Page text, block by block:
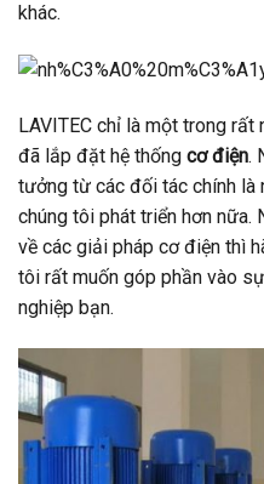
khác.
LAVITEC chỉ là một trong rất
đã lắp đặt hệ thống cơ điện.
tưởng từ các đối tác chính là
chúng tôi phát triển hơn nữa.
về các giải pháp cơ điện thì
tôi rất muốn góp phần vào
nghiệp bạn.